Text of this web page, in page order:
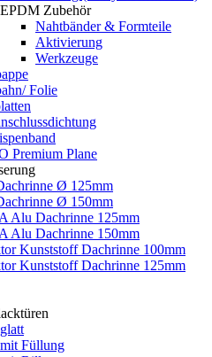
EPDM Zubehör
Nahtbänder & Formteile
Aktivierung
Werkzeuge
Folie
Premium Plane
Ø 125mm
Ø 150mm
Alu Dachrinne 125mm
Alu Dachrinne 150mm
Kunststoff Dachrinne 100mm
Kunststoff Dachrinne 125mm
glatt
mit Füllung